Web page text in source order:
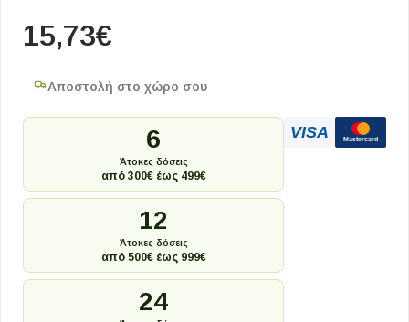
15,73€
Αποστολή στο χώρο σου
6
Άτοκες δόσεις
από 300€ έως 499€
12
Άτοκες δόσεις
από 500€ έως 999€
24
VISA Mastercard